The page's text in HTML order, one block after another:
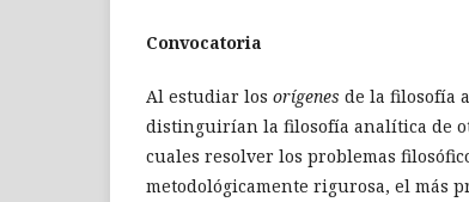
Convocatoria
Al estudiar los orígenes de la filosofía
distinguirían la filosofía analítica de
cuales resolver los problemas
metodológicamente rigurosa, el más